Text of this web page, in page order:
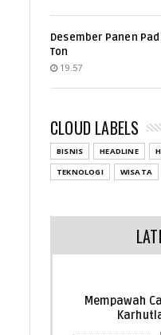
Desember Panen
Ton
19.57
CLOUD LABELS
BISNIS HEADLINE
TEKNOLOGI
WISATA
Mempawah